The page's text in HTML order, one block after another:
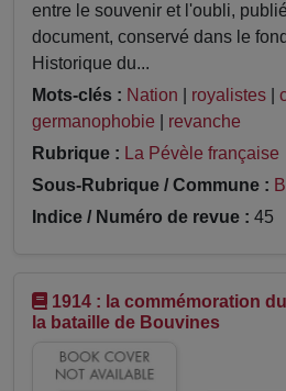
entre le souvenir et l'oubli,
document, conservé dans le
Historique du...
Mots-clés : Nation royalistes
germanophobie
revanche
Rubrique : La Pévèle française
Sous-Rubrique / Commune :
Indice / Numéro de revue : 45
1914 : la commémoration
la bataille de Bouvines